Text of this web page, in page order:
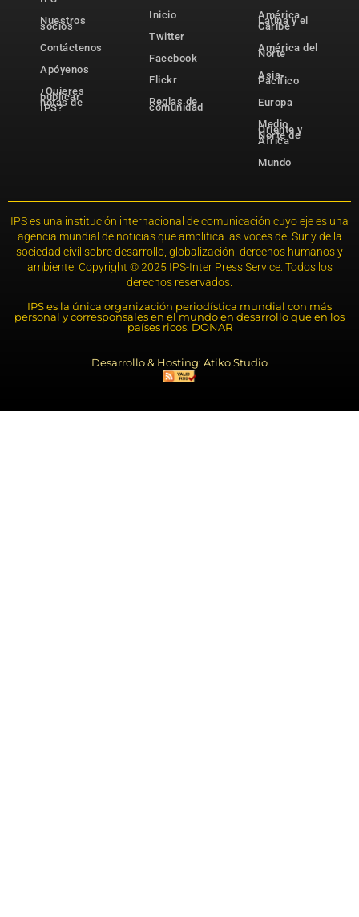
Nuestros
socios
Contáctenos
Apóyenos
¿Quieres
publicar
notas de
IPS?
Inicio
Twitter
Facebook
Flickr
Reglas de
comunidad
América
Latina y el
Caribe
América del
Norte
Asia-
Pacífico
Europa
Medio
Oriente y
Norte de
África
Mundo
IPS es una institución internacional de comunicación cuyo eje es una
agencia mundial de noticias que amplifica las voces del Sur y de la
sociedad civil sobre desarrollo, globalización, derechos humanos y
ambiente. Copyright © 2025 IPS-Inter Press Service. Todos los
derechos reservados.
IPS es la única organización periodística mundial con más
personal y corresponsales en el mundo en desarrollo que en los
países ricos. DONAR
Desarrollo & Hosting: Atiko.Studio